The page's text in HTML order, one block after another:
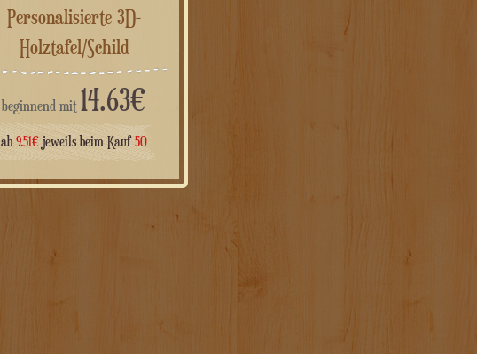
Personalisierte 3D-
Holztafel/Schild
beginnend mit14.63€
ab 9.51€jeweils beim Kauf50